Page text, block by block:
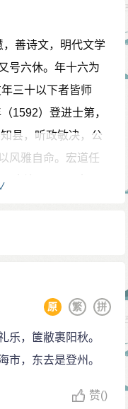
善诗文，明代文学
号六休。年十六为
三十以下者皆师
1592）登进士第，
县，听政敏决，公
风雅自命。宏道任
大治”，“吴民大
矣！”他辞去吴县县
爱自然山水，甚至
十六年（1598），
的信，让他进京。
北京，被授予顺天
拼
繁
原
乐，箧敝裹阳秋。
市，东去是登州。
赞()